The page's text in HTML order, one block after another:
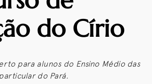
do Círio
para alunos do Ensino Médio das
do Pará.